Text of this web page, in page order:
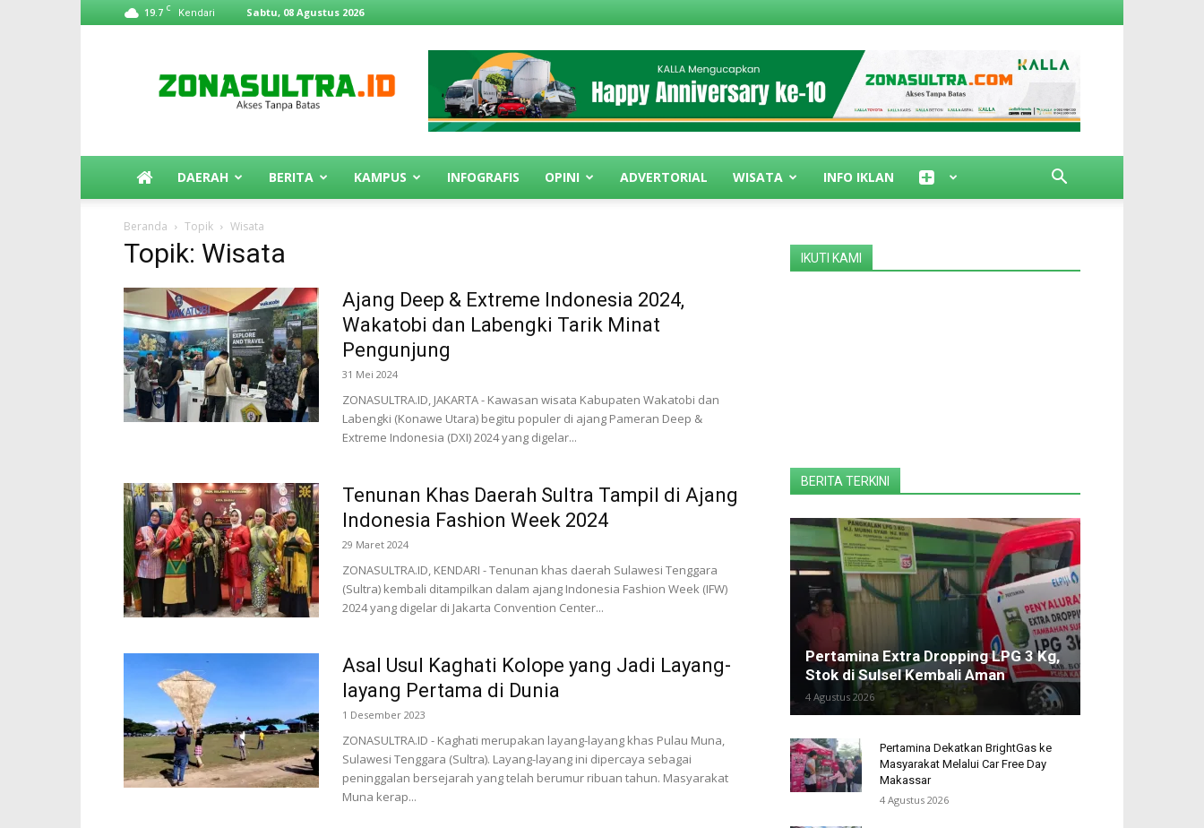
19.7 C Kendari Sabtu, 08 Agustus 2026
DAERAH BERITA KAMPUS INFOGRAFIS OPINI ADVERTORIAL WISATA INFO IKLAN
Beranda Topik Wisata
Topik: Wisata
Ajang Deep & Extreme Indonesia 2024,
Wakatobi dan Labengki Tarik Minat
Pengunjung
31 Mei 2024
ZONASULTRA.ID, JAKARTA - Kawasan wisata Kabupaten Wakatobi dan
Labengki (Konawe Utara) begitu populer di ajang Pameran Deep &
Extreme Indonesia (DXI) 2024 yang digelar...
Tenunan Khas Daerah Sultra Tampil di Ajang
Indonesia Fashion Week 2024
29 Maret 2024
ZONASULTRA.ID, KENDARI - Tenunan khas daerah Sulawesi Tenggara
(Sultra) kembali ditampilkan dalam ajang Indonesia Fashion Week (IFW)
2024 yang digelar di Jakarta Convention Center...
Asal Usul Kaghati Kolope yang Jadi Layang-
layang Pertama di Dunia
1 Desember 2023
ZONASULTRA.ID - Kaghati merupakan layang-layang khas Pulau Muna,
Sulawesi Tenggara (Sultra). Layang-layang ini dipercaya sebagai
peninggalan bersejarah yang telah berumur ribuan tahun. Masyarakat
Muna kerap...
IKUTI KAMI
BERITA TERKINI
Pertamina Extra Dropping LPG 3 Kg,
Stok di Sulsel Kembali Aman
4 Agustus 2026
Pertamina Dekatkan BrightGas ke
Masyarakat Melalui Car Free Day
Makassar
4 Agustus 2026